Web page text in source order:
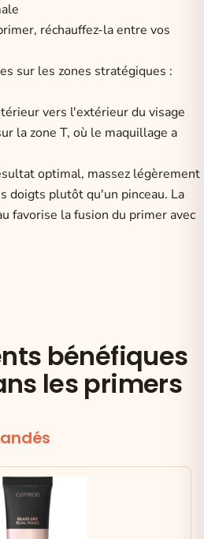
réchauffez-la entre vos
sur les zones stratégiques :
vers l'extérieur du visage
la zone T, où le maquillage a
optimal, massez légèrement
doigts plutôt qu'un pinceau. La
favorise la fusion du primer avec
bénéfiques
les primers